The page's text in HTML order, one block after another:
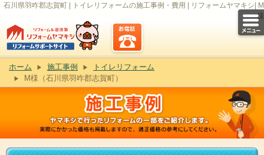
石川県羽咋郡志賀町 | トイレリフォームの施工事例・費用 | リフォームヤマキシ| M
様
ホーム 施工事例
トイレリフォーム
M様（石川県羽咋郡志賀町）